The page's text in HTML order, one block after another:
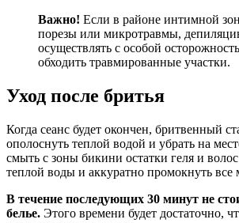
Важно! Если в районе интимной
порезы или микротравмы,
осуществлять с особой
обходить травмированные участки.
Уход после бритья
Когда сеанс будет окончен, бритвенный
ополоснуть теплой водой и убрать на
смыть с зоны бикини остатки геля и
теплой воды и аккуратно промокнуть все
В течение последующих 30 минут не
белье. Этого времени будет достаточно,